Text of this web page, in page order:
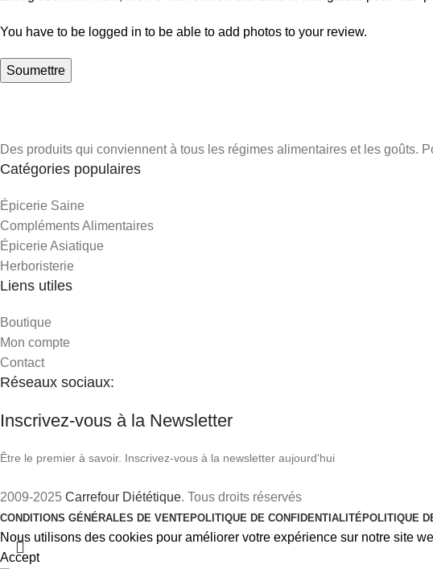
You have to be logged in to be able to add photos to your review.
Des produits qui conviennent à tous les régimes alimentaires et les goûts.
Catégories populaires
Épicerie Saine
Compléments Alimentaires
Épicerie Asiatique
Herboristerie
Liens utiles
Boutique
Mon compte
Contact
Réseaux sociaux:
Inscrivez-vous à la Newsletter
Être le premier à savoir. Inscrivez-vous à la newsletter aujourd'hui
2009-2025 Carrefour Diététique. Tous droits réservés
CONDITIONS GÉNÉRALES DE VENTEPOLITIQUE DE CONFIDENTIALITÉPOLITIQUE
Nous utilisons des cookies pour améliorer votre expérience sur notre site
Accept